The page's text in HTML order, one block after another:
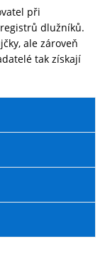
při
dlužníků.
ale zároveň
tak získají